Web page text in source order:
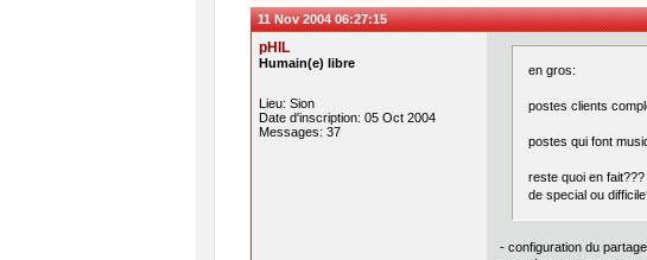
11 Nov 2004 06:27:15
pHIL
Humain(e) libre
Lieu: Sion
Date d'inscription: 05 Oct 2004
Messages: 37
en gros:
postes clients
postes qui font
reste quoi en fait???
de special ou
- configuration du